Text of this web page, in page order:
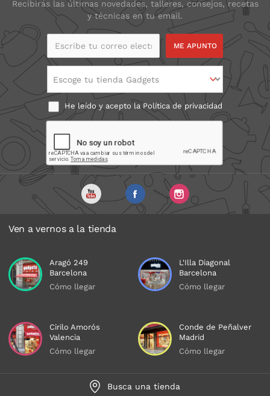
Recibirás las últimas novedades, talleres, consejos, recetas
y técnicas en tu email.
Escribe tu correo
Escoge tu tienda Gadgets
He leído y acepto laPolítica de privacidad
Ven a vernos a la tienda
Aragó 249
Barcelona
Cómo llegar
L'Illa Diagonal
Barcelona
Cómo llegar
Cirilo Amorós
Valencia
Cómo llegar
Conde de Peñalver
Madrid
Cómo llegar
Busca una tienda